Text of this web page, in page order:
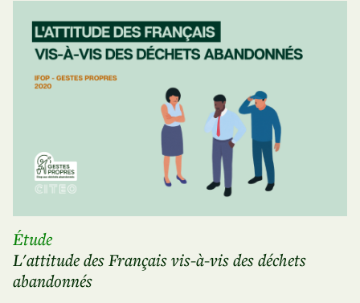
Étude
L'attitude des Français vis-à-vis des déchets
abandonnés